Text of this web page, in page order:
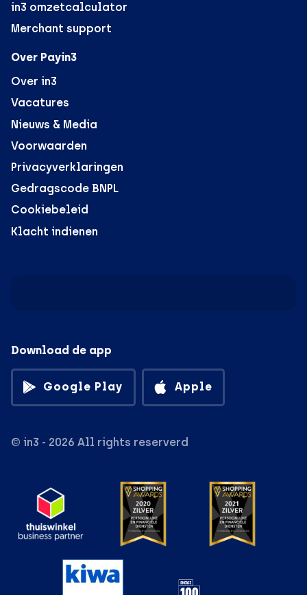
in3 omzetcalculator
Merchant support
Over Payin3
Over in3
Vacatures
Nieuws & Media
Voorwaarden
Privacyverklaringen
Gedragscode BNPL
Cookiebeleid
Klacht indienen
Download de app
Google Play Apple
© in3 - 2026 All rights reserverd